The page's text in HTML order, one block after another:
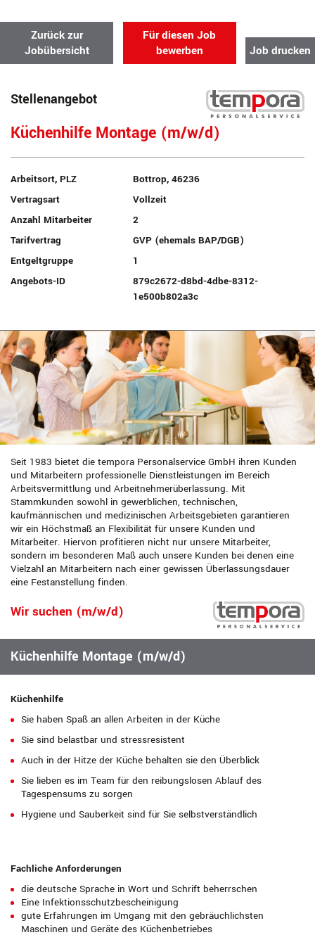
Zurück zur
Jobübersicht
Für diesen Job
bewerben
Job drucken
Stellenangebot
Küchenhilfe Montage (m/w/d)
Arbeitsort, PLZ
Bottrop, 46236
Vertragsart
Vollzeit
Anzahl Mitarbeiter
2
Tarifvertrag
GVP (ehemals BAP/DGB)
Entgeltgruppe
1
Angebots-ID
879c2672-d8bd-4dbe-8312-
1e500b802a3c
Seit 1983 bietet die tempora Personalservice GmbH ihren Kunden
und Mitarbeitern professionelle Dienstleistungen im Bereich
Arbeitsvermittlung und Arbeitnehmerüberlassung. Mit
Stammkunden sowohl in gewerblichen, technischen,
kaufmännischen und medizinischen Arbeitsgebieten garantieren
wir ein Höchstmaß an Flexibilität für unsere Kunden und
Mitarbeiter. Hiervon profitieren nicht nur unsere Mitarbeiter,
sondern im besonderen Maß auch unsere Kunden bei denen eine
Vielzahl an Mitarbeitern nach einer gewissen Überlassungsdauer
eine Festanstellung finden.
Wir suchen (m/w/d)
Küchenhilfe Montage (m/w/d)
Küchenhilfe
Sie haben Spaß an allen Arbeiten in der Küche
Sie sind belastbar und stressresistent
Auch in der Hitze der Küche behalten sie den Überblick
Sie lieben es im Team für den reibungslosen Ablauf des
Tagespensums zu sorgen
Hygiene und Sauberkeit sind für Sie selbstverständlich
Fachliche Anforderungen
die deutsche Sprache in Wort und Schrift beherrschen
Eine Infektionsschutzbescheinigung
gute Erfahrungen im Umgang mit den gebräuchlichsten
Maschinen und Geräte des Küchenbetriebes